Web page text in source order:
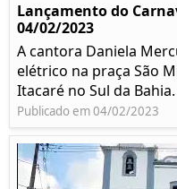
Lançamento do
04/02/2023
A cantora Daniela
elétrico na praça São
Itacaré no Sul da Bahia.
Publicado em 04/02/2023